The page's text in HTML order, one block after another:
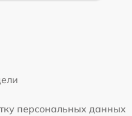
персональных данных